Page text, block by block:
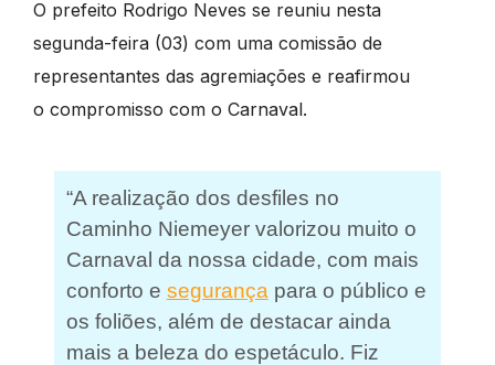
O prefeito Rodrigo Neves se reuniu nesta
segunda-feira (03) com uma comissão de
representantes das agremiações e reafirmou
o compromisso com o Carnaval.
“A realização dos desfiles no
Caminho Niemeyer valorizou muito o
Carnaval da nossa cidade, com mais
conforto e segurança para o público e
os foliões, além de destacar ainda
mais a beleza do espetáculo. Fiz